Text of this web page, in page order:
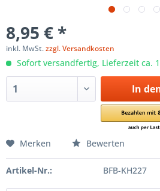
8,95 € *
inkl. MwSt.zzgl. Versandkosten
Sofort versandfertig, Lieferzeit ca.
In
Merken Bewerten
Artikel-Nr.: BFB-KH227